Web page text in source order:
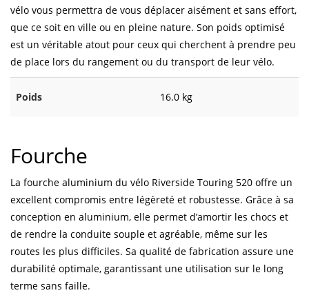
vélo vous permettra de vous déplacer aisément et sans effort,
que ce soit en ville ou en pleine nature. Son poids optimisé
est un véritable atout pour ceux qui cherchent à prendre peu
de place lors du rangement ou du transport de leur vélo.
Poids 16.0 kg
Fourche
La fourche aluminium du vélo Riverside Touring 520 offre un
excellent compromis entre légèreté et robustesse. Grâce à sa
conception en aluminium, elle permet d’amortir les chocs et
de rendre la conduite souple et agréable, même sur les
routes les plus difficiles. Sa qualité de fabrication assure une
durabilité optimale, garantissant une utilisation sur le long
terme sans faille.